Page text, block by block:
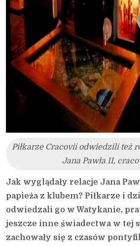
Piłkarze Cracovii odwiedzili też
Jana Pawła II,
Jak wyglądały relacje Jana
papieża z klubem? Piłkarze i
odwiedzali go w Watykanie,
jeszcze inne świadectwa w tej
zachowały się z czasów